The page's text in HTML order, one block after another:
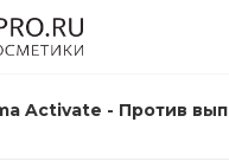
Activate - Против